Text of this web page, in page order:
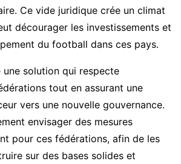
Ce vide juridique crée un climat
décourager les investissements et
du football dans ces pays.
solution qui respecte
tout en assurant une
vers une nouvelle gouvernance.
envisager des mesures
pour ces fédérations, afin de les
sur des bases solides et